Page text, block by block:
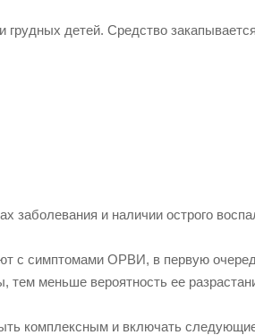
детей. Средство
заболевания и наличии острого
с симптомами ОРВИ, в первую
меньше вероятность ее
комплексным и включать